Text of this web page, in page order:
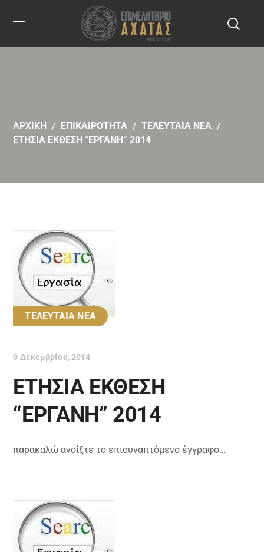
ΑΡΧΙΚΗ ΕΠΙΚΑΙΡΟΤΗΤΑ
ΤΕΛΕΥΤΑΙΑ ΝΕΑ
ΕΤΗΣΙΑ ΕΚΘΕΣΗ “ΕΡΓΑΝΗ” 2014
ΤΕΛΕΥΤΑΙΑ ΝΕΑ
9 Δεκεμβρίου, 2014
ΕΤΗΣΙΑ ΕΚΘΕΣΗ
“ΕΡΓΑΝΗ” 2014
παρακαλώ ανοίξτε το επισυναπτόμενο έγγραφο…